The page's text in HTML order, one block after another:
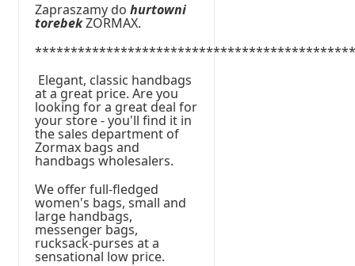
Zapraszamy dohurtowni
torebekZORMAX.
Elegant, classic handbags
at a great price. Are you
looking for a great deal for
your store - you'll find it in
the sales department of
Zormax bags and
handbags wholesalers.
We offer full-fledged
women's bags, small and
large handbags,
messenger bags,
rucksack-purses at a
sensational low price.